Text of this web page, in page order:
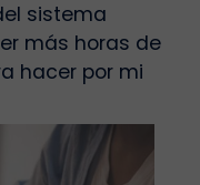
sistema
más horas de
hacer por mi